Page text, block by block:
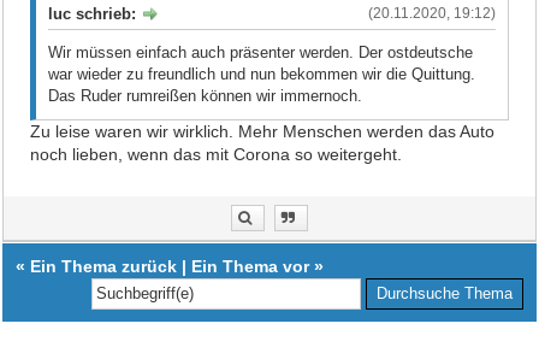
(20.11.2020, 19:12)
luc schrieb:
Wir müssen einfach auch präsenter werden. Der ostdeutsche
war wieder zu freundlich und nun bekommen wir die Quittung.
Das Ruder rumreißen können wir immernoch.
Zu leise waren wir wirklich. Mehr Menschen werden das Auto
noch lieben, wenn das mit Corona so weitergeht.
« Ein Thema zurück | Ein Thema vor»